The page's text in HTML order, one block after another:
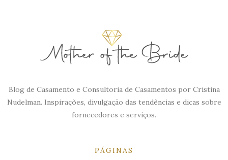
Blog de Casamento e Consultoria de Casamentos por Cristina
Nudelman. Inspirações, divulgação das tendências e dicas sobre
fornecedores e serviços.
PÁGINAS